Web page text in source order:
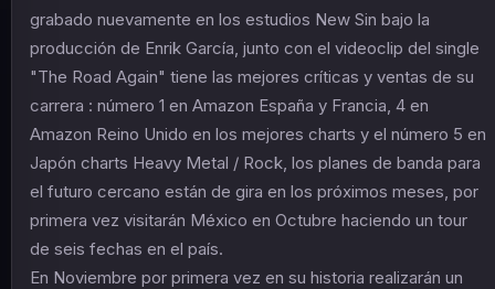
grabado nuevamente en los estudios New Sin bajo la
producción de Enrik García, junto con el videoclip del single
"The Road Again" tiene las mejores críticas y ventas de su
carrera : número 1 en Amazon España y Francia, 4 en
Amazon Reino Unido en los mejores charts y el número 5 en
Japón charts Heavy Metal / Rock, los planes de banda para
el futuro cercano están de gira en los próximos meses, por
primera vez visitarán México en Octubre haciendo un tour
de seis fechas en el país.
En Noviembre por primera vez en su historia realizarán un